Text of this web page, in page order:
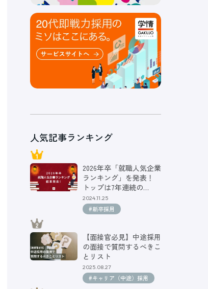
人気記事ランキング
2026年卒「就職人気企業
ランキング」を発表！
トップは7年連続の…
2024.11.25
#新卒採用
【面接官必見】中途採用
の面接で質問するべきこ
とリスト
2025.08.27
#キャリア（中途）採用